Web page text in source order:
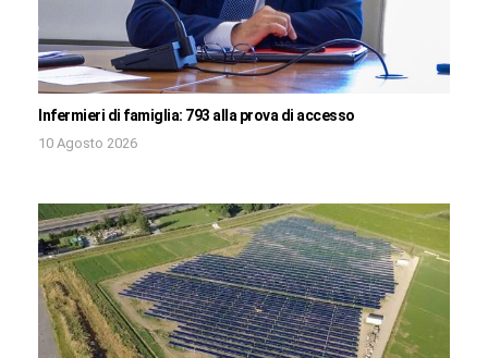
Infermieri di famiglia: 793 alla prova di accesso
10 Agosto 2026